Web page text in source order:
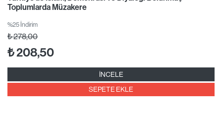
Toplumlarda Müzakere
%25 İndirim
₺278,00
₺208,50
İNCELE
SEPETE EKLE